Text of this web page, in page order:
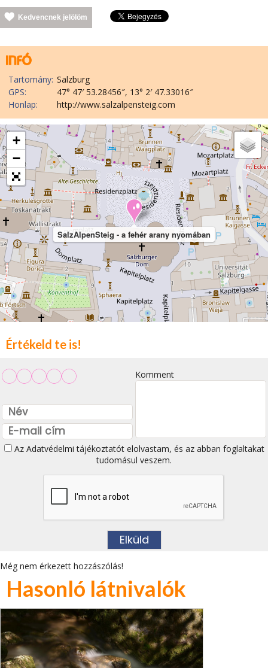
Kedvencnek jelölöm
Tartomány: Salzburg
GPS:
47° 47′ 53.28456″, 13° 2′ 47.33016″
Honlap:
http://www.salzalpensteig.com
SalzAlpenSteig - a fehér arany nyomában
+
−
Értékeld te is!
Komment
Az Adatvédelmi tájékoztatótelolvastam, és az abban foglaltakat
tudomásul veszem.
Még nem érkezett hozzászólás!
Hasonló látnivalók